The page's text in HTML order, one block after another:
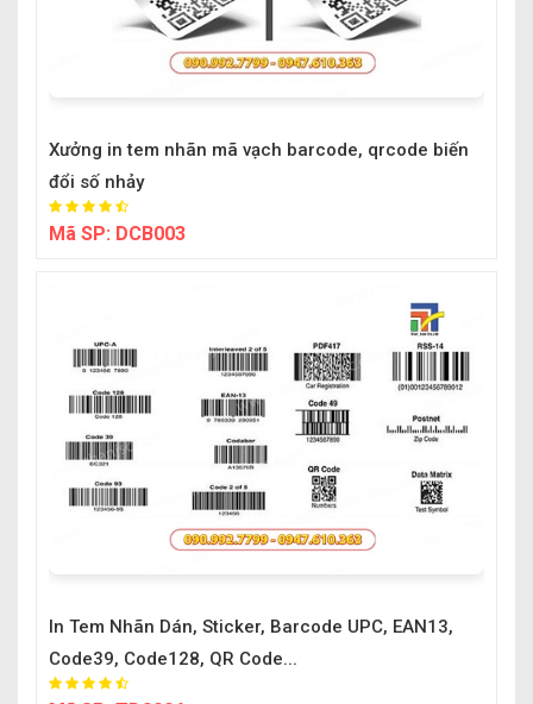
Xưởng in tem nhãn mã vạch barcode, qrcode biến
đổi số nhảy
Mã SP: DCB003
In Tem Nhãn Dán, Sticker, Barcode UPC, EAN13,
Code39, Code128, QR Code...